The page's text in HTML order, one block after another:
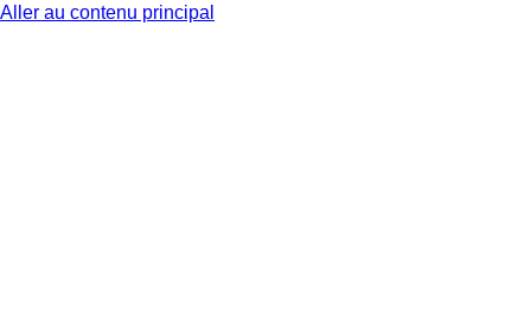
Aller au contenu principal